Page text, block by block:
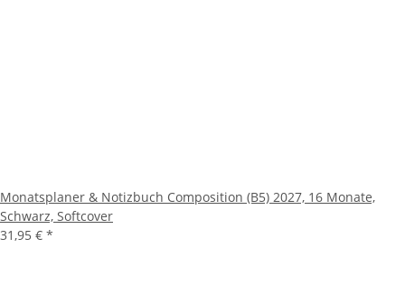
Monatsplaner & Notizbuch Composition (B5) 2027, 16 Monate,
Schwarz, Softcover
31,95 € *